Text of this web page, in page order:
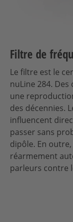
Filtre de
Le filtre est le
nuLine 284.
une
des décennies.
influencent
passer sans
dipôle. En
réarmement
parleurs contre